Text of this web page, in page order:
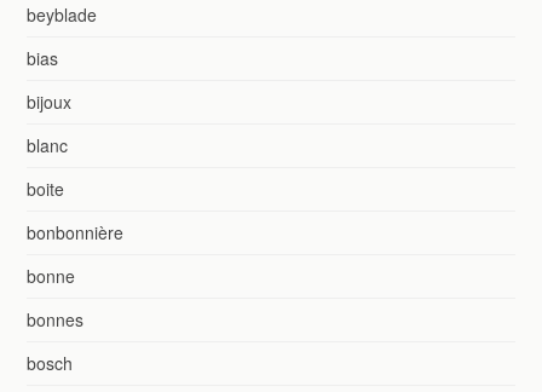
beyblade
bias
bijoux
blanc
boite
bonbonnière
bonne
bonnes
bosch